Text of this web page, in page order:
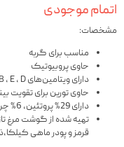
اتمام موجودی
مشخصات:
مناسب برای گربه
حاوی پروبیوتیک
دارای ویتامین‌های A ، B ، E ، D و K
حاوی تورین برای تقویت
دارای 29% پروتئین، 6% چربی، 3.5% فیبر و 10% رطوبت
تهیه شده از گوشت مرغ
قرمز و پودر ماهی